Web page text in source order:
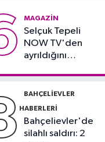
taraftar önünde imza
MAGAZIN
Selçuk Tepeli
NOW TV'den
ayrıldığını
BAHÇELIEVLER
HABERLERI
Bahçelievler'de
silahlı saldırı: 2